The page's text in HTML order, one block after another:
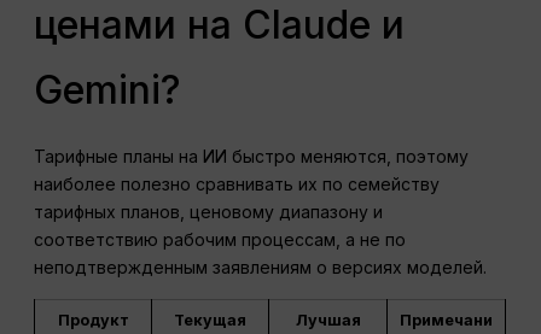
ценами на Claude и
Gemini?
Тарифные планы на ИИ быстро меняются, поэтому
наиболее полезно сравнивать их по семейству
тарифных планов, ценовому диапазону и
соответствию рабочим процессам, а не по
неподтвержденным заявлениям о версиях моделей.
Продукт
Текущая
Лучшая
Примечани